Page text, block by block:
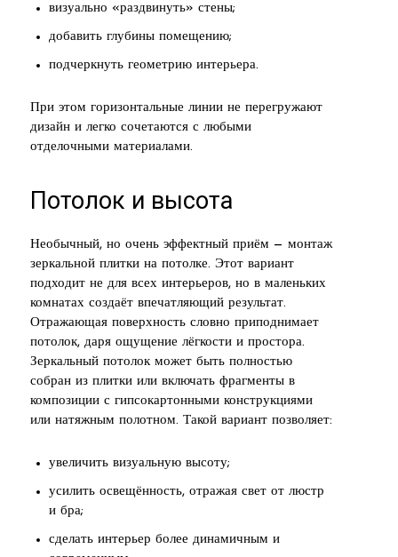
визуально «раздвинуть» стены;
добавить глубины помещению;
подчеркнуть геометрию интерьера.
При этом горизонтальные линии не перегружают
дизайн и легко сочетаются с любыми
отделочными материалами.
Потолок и высота
Необычный, но очень эффектный приём — монтаж
зеркальной плитки на потолке. Этот вариант
подходит не для всех интерьеров, но в маленьких
комнатах создаёт впечатляющий результат.
Отражающая поверхность словно приподнимает
потолок, даря ощущение лёгкости и простора.
Зеркальный потолок может быть полностью
собран из плитки или включать фрагменты в
композиции с гипсокартонными конструкциями
или натяжным полотном. Такой вариант позволяет:
увеличить визуальную высоту;
усилить освещённость, отражая свет от люстр
и бра;
сделать интерьер более динамичным и